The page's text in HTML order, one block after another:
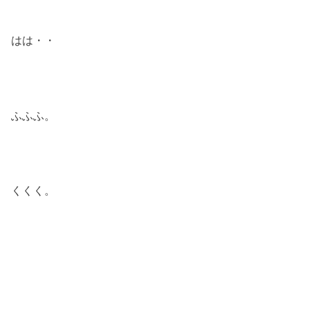
はは・・
ふふふ。
くくく。